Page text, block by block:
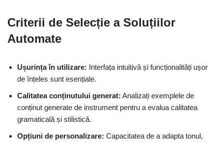
Criterii de Selecție a Soluțiilor
Automate
Ușurința în utilizare: Interfața intuitivă și funcționalități ușor
de înțeles sunt esențiale.
Calitatea conținutului generat: Analizați exemplele de
conținut generate de instrument pentru a evalua calitatea
gramaticală și stilistică.
Opțiuni de personalizare: Capacitatea de a adapta tonul,